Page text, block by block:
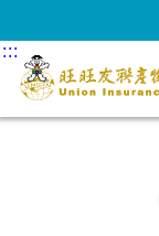
:::